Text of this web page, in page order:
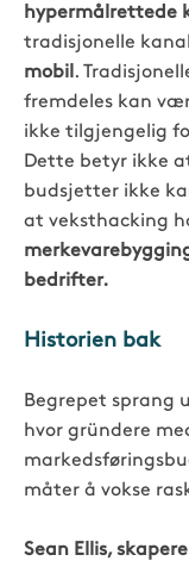
hypermålrettede
tradisjonelle
mobil .
fremdeles kan
ikke tilgjengelig
Dette betyr ikke
budsjetter ikke
at veksthacking
bedrifter.
Historien bak
Begrepet sprang
hvor gründere
måter å vokse
Sean Ellis,